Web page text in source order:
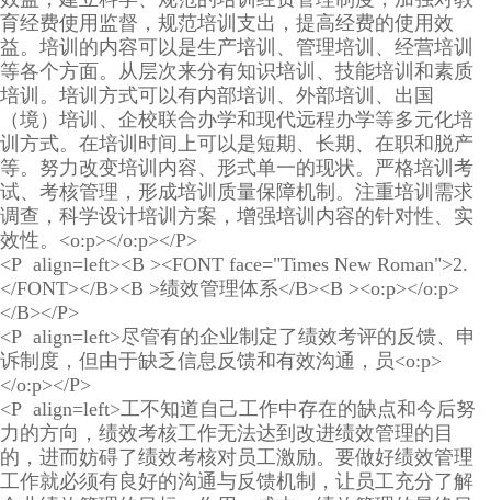
育经费使用监督，规范培训支出，提高经费的使用效
益。培训的内容可以是生产培训、管理培训、经营培训
等各个方面。从层次来分有知识培训、技能培训和素质
培训。培训方式可以有内部培训、外部培训、出国
（境）培训、企校联合办学和现代远程办学等多元化培
训方式。在培训时间上可以是短期、长期、在职和脱产
等。努力改变培训内容、形式单一的现状。严格培训考
试、考核管理，形成培训质量保障机制。注重培训需求
调查，科学设计培训方案，增强培训内容的针对性、实
效性。<o:p></o:p></P>
<P align=left><B ><FONT face="Times New Roman">2.
</FONT></B><B >绩效管理体系</B><B ><o:p></o:p>
</B></P>
<P align=left>尽管有的企业制定了绩效考评的反馈、申
诉制度，但由于缺乏信息反馈和有效沟通，员<o:p>
</o:p></P>
<P align=left>工不知道自己工作中存在的缺点和今后努
力的方向，绩效考核工作无法达到改进绩效管理的目
的，进而妨碍了绩效考核对员工激励。要做好绩效管理
工作就必须有良好的沟通与反馈机制，让员工充分了解